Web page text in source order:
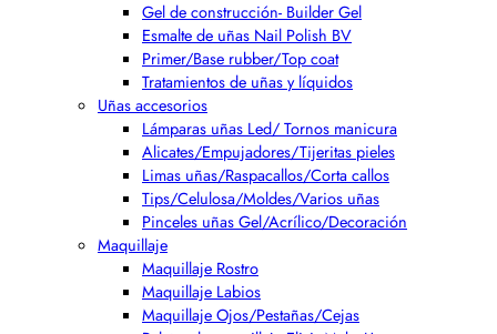
Gel de construcción- Builder Gel
Esmalte de uñas Nail Polish BV
Primer/Base rubber/Top coat
Tratamientos de uñas y líquidos
Uñas accesorios
Lámparas uñas Led/ Tornos manicura
Alicates/Empujadores/Tijeritas pieles
Limas uñas/Raspacallos/Corta callos
Tips/Celulosa/Moldes/Varios uñas
Pinceles uñas Gel/Acrílico/Decoración
Maquillaje
Maquillaje Rostro
Maquillaje Labios
Maquillaje Ojos/Pestañas/Cejas